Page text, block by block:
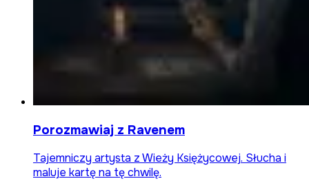
Porozmawiaj z Ravenem
Tajemniczy artysta z Wieży Księżycowej. Słucha i
maluje kartę na tę chwilę.